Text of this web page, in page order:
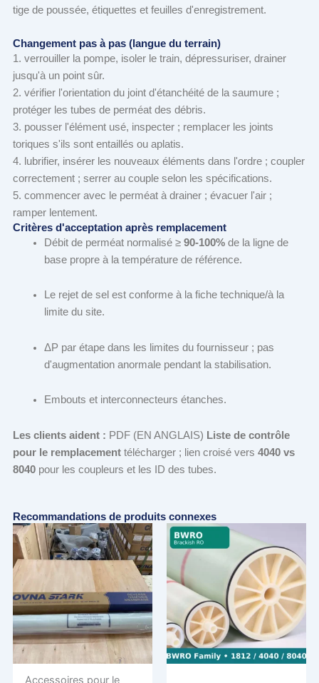
tige de poussée, étiquettes et feuilles d'enregistrement.
Changement pas à pas (langue du terrain)
1. verrouiller la pompe, isoler le train, dépressuriser, drainer
jusqu'à un point sûr.
2. vérifier l'orientation du joint d'étanchéité de la saumure ;
protéger les tubes de perméat des débris.
3. pousser l'élément usé, inspecter ; remplacer les joints
toriques s'ils sont entaillés ou aplatis.
4. lubrifier, insérer les nouveaux éléments dans l'ordre ; coupler
correctement ; serrer au couple selon les spécifications.
5. commencer avec le perméat à drainer ; évacuer l'air ;
ramper lentement.
Critères d'acceptation après remplacement
Débit de perméat normalisé ≥ 90-100%de la ligne de
base propre à la température de référence.
Le rejet de sel est conforme à la fiche technique/à la
limite du site.
ΔP par étape dans les limites du fournisseur ; pas
d'augmentation anormale pendant la stabilisation.
Embouts et interconnecteurs étanches.
Les clients aident : PDF (EN ANGLAIS) Liste de contrôle
pour le remplacementtélécharger ; lien croisé vers 4040 vs
8040pour les coupleurs et les ID des tubes.
Recommandations de produits connexes
Accessoires pour le